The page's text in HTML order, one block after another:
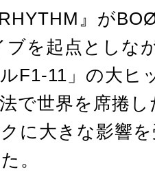
』が
ブを起点としな
F1-11」の大ヒ
で世界を席捲
に大きな影響
。